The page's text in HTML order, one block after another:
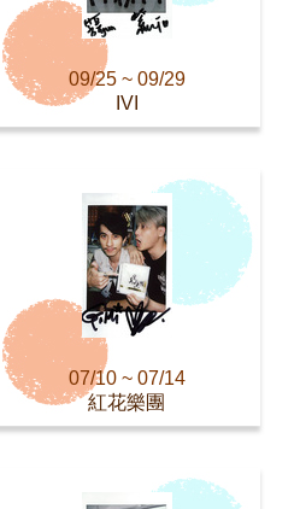
09/25 ~ 09/29
IVI
07/10 ~ 07/14
紅花樂團